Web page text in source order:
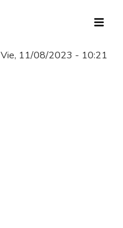
Vie, 11/08/2023 - 10:21